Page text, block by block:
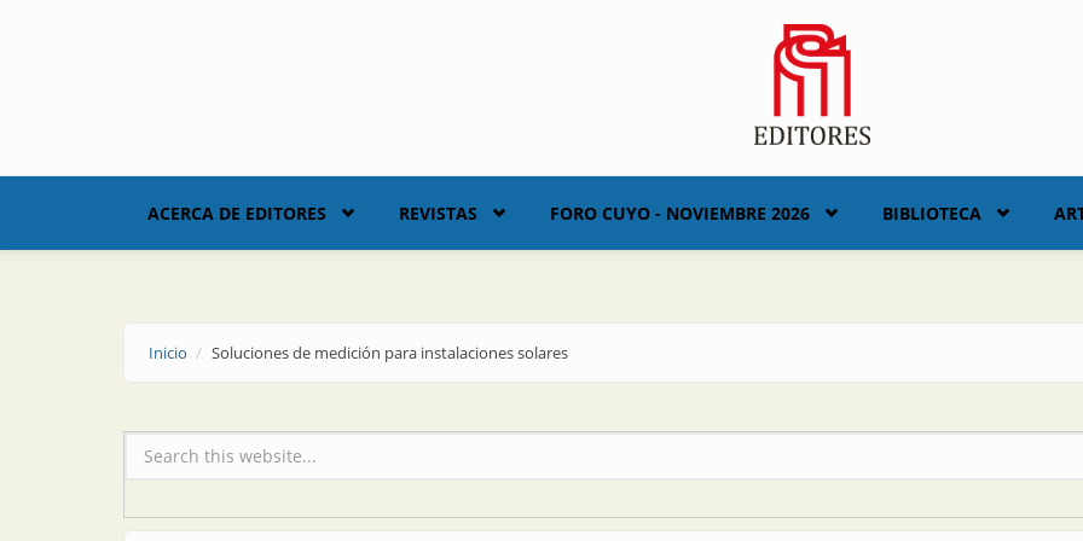
ACERCA DE EDITORES REVISTAS FORO CUYO - NOVIEMBRE 2026 BIBLIOTECA
Inicio Soluciones de medición para instalaciones solares
Formulario de búsqueda